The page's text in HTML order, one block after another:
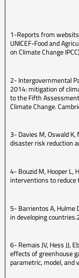
1-Reports from
UNICEF-Food and
on Climate Change IPCC)
2- Intergovernmental
2014: mitigation of
to the Fifth
Climate Change.
3- Davies M, Oswald
disaster risk reduction
4- Bouzid M, Hooper L,
interventions to
5- Barrientos A, Hulme
in developing
6- Remais JV, Hess JJ,
effects of greenhouse
parametric, model,